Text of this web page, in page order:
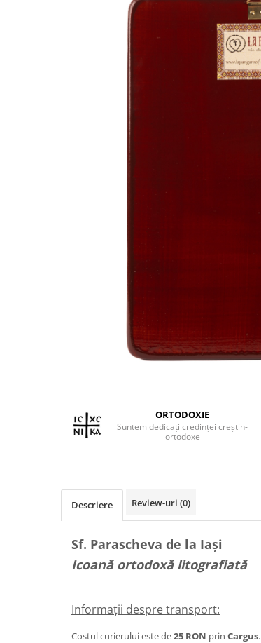
ORTODOXIE
Suntem dedicați credinței creștin-
ortodoxe
Descriere Review-uri (0)
Sf. Parascheva de la Iași
Icoană ortodoxă litografiată
Informații despre transport:
Costul curierului este de25 RON prin Cargus.